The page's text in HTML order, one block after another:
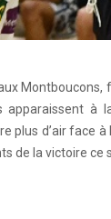
à
plus d’air face
de la victoire ce